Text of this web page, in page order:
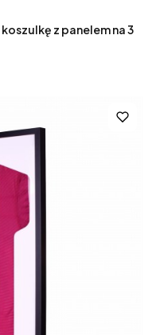
z panelem na 3